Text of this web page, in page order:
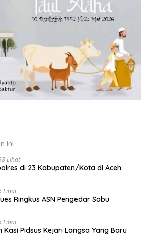
Ini
Lihat
di 23 Kabupaten/Kota di Aceh
Lihat
Ringkus ASN Pengedar Sabu
Lihat
Kasi Pidsus Kejari Langsa Yang Baru